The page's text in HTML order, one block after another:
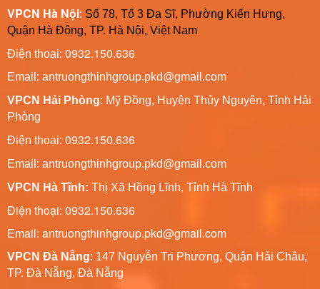
VPCN Hà Nội: Số 78, Tổ 3 Đa Sĩ, Phường Kiến Hưng,
Quận Hà Đông, TP. Hà Nội, Việt Nam
Điện thoại: 0932.150.636
Email: antruongthinhgroup.pkd@gmail.com
VPCN Hải Phòng: Mỹ Đồng, Huyện Thủy Nguyên, Tỉnh Hải
Phòng
Điện thoại: 0932.150.636
Email: antruongthinhgroup.pkd@gmail.com
VPCN Hà Tĩnh: Thị Xã Hồng Lĩnh, Tỉnh Hà Tĩnh
Điện thoại: 0932.150.636
Email: antruongthinhgroup.pkd@gmail.com
VPCN Đà Nẵng: 147 Nguyễn Tri Phương, Quận Hải Châu,
TP. Đà Nẵng, Đà Nẵng